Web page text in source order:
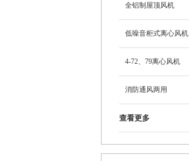
全铝制屋顶风机
低噪音柜式离心风机
4-72、79离心风机
消防通风两用
查看更多